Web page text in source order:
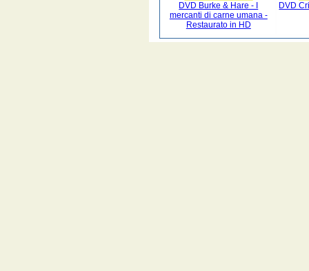
DVD Burke & Hare - I
mercanti di carne umana -
Restaurato in HD
DVD